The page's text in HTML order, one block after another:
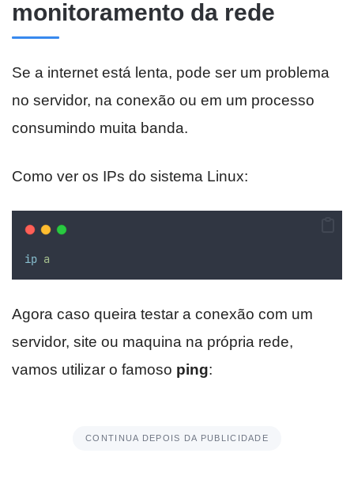
monitoramento da rede
Se a internet está lenta, pode ser um problema
no servidor, na conexão ou em um processo
consumindo muita banda.
Como ver os IPs do sistema Linux:
ip a
Agora caso queira testar a conexão com um
servidor, site ou maquina na própria rede,
vamos utilizar o famoso ping:
CONTINUA DEPOIS DA PUBLICIDADE